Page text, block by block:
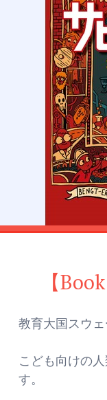
【
教育大国スウ
こども向けの
す。